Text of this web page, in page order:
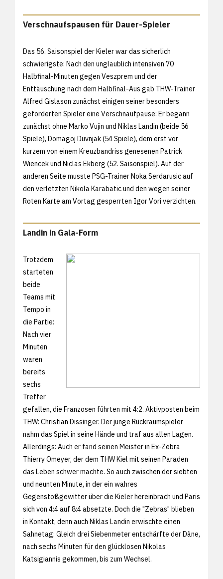
Verschnaufspausen für Dauer-Spieler
Das 56. Saisonspiel der Kieler war das sicherlich
schwierigste: Nach den unglaublich intensiven 70
Halbfinal-Minuten gegen Veszprem und der
Enttäuschung nach dem Halbfinal-Aus gab THW-Trainer
Alfred Gislason zunächst einigen seiner besonders
geforderten Spieler eine Verschnaufpause: Er begann
zunächst ohne Marko Vujin und Niklas Landin (beide 56
Spiele), Domagoj Duvnjak (54 Spiele), dem erst vor
kurzem von einem Kreuzbandriss genesenen Patrick
Wiencek und Niclas Ekberg (52. Saisonspiel). Auf der
anderen Seite musste PSG-Trainer Noka Serdarusic auf
den verletzten Nikola Karabatic und den wegen seiner
Roten Karte am Vortag gesperrten Igor Vori verzichten.
Landin in Gala-Form
Trotzdem
starteten
beide
Teams mit
Tempo in
die Partie:
Nach vier
Minuten
waren
bereits
sechs
Treffer
gefallen, die Franzosen führten mit 4:2. Aktivposten beim
THW: Christian Dissinger. Der junge Rückraumspieler
nahm das Spiel in seine Hände und traf aus allen Lagen.
Allerdings: Auch er fand seinen Meister in Ex-Zebra
Thierry Omeyer, der dem THW Kiel mit seinen Paraden
das Leben schwer machte. So auch zwischen der siebten
und neunten Minute, in der ein wahres
Gegenstoßgewitter über die Kieler hereinbrach und Paris
sich von 4:4 auf 8:4 absetzte. Doch die "Zebras" blieben
in Kontakt, denn auch Niklas Landin erwischte einen
Sahnetag: Gleich drei Siebenmeter entschärfte der Däne,
nach sechs Minuten für den glücklosen Nikolas
Katsigiannis gekommen, bis zum Wechsel.